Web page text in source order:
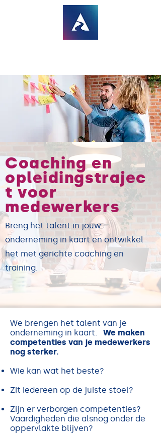
Coaching en
opleidingstrajec
t voor
medewerkers
Breng het talent in jouw
onderneming in kaart en ontwikkel
het met gerichte coaching en
training.
We brengen het talent van je
onderneming in kaart. We maken
competenties van je medewerkers
nog sterker.
Wie kan wat het beste?
Zit iedereen op de juiste stoel?
Zijn er verborgen competenties?
Vaardigheden die alsnog onder de
oppervlakte blijven?